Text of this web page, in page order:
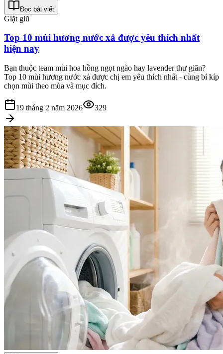
Đọc bài viết
Giặt giũ
Top 10 mùi hương nước xả được yêu thích nhất
hiện nay
Bạn thuộc team mùi hoa hồng ngọt ngào hay lavender thư giãn?
Top 10 mùi hương nước xả được chị em yêu thích nhất - cùng bí kíp
chọn mùi theo mùa và mục đích.
19 tháng 2 năm 2026 329